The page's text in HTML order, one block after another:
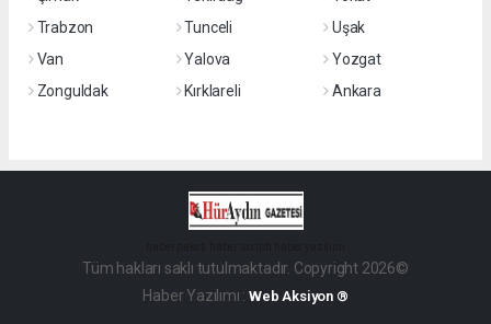
Trabzon
Tunceli
Uşak
Van
Yalova
Yozgat
Zonguldak
Kırklareli Ankara
Tüm hakları saklı tutulmaktadır. Copyright 2026©
Haber Yazılımı :Web Aksiyon ®